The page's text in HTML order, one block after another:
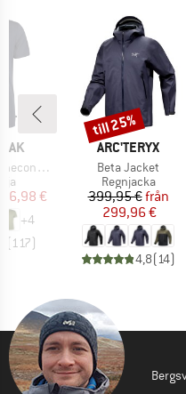
II T-Shirt
pris
26,98 €
+4
(117)
VARUMÄRKE
ARC'TERYX
Produkter
Beta Jacket
Produktgrupp
Regnjacka
Pris
399,95 €från
299,96 €
4,8(14)
Rabatt
till 25%